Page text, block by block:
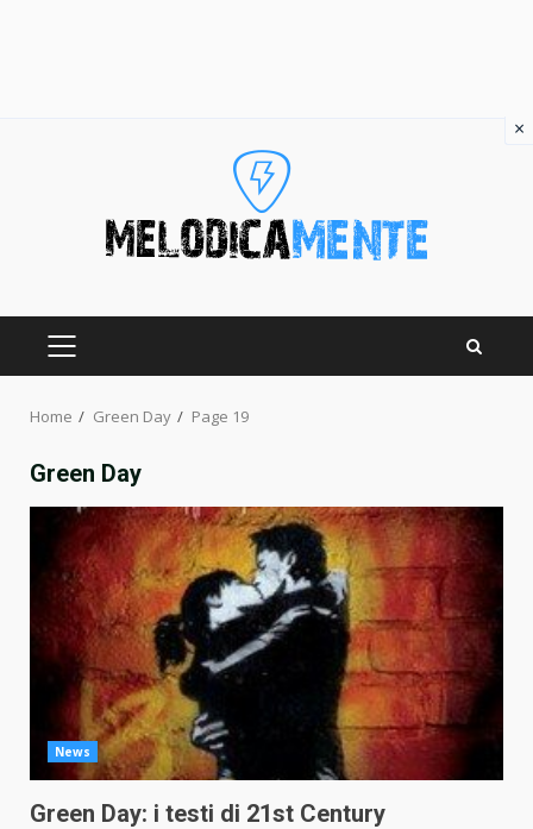
PRIMARY
Home Green Day Page 19
Green Day
News
Green Day: i testi di 21st Century
×